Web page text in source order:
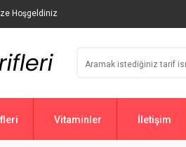
Hoşgeldiniz
Vitaminler İletişim